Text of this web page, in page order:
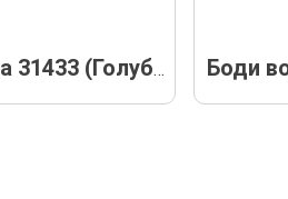
Боди водолазка 31433 (Голубая)